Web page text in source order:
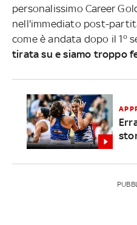
personalissimo Career
nell'immediato post-
come è andata dopo il 1°
tirata su e siamo troppo